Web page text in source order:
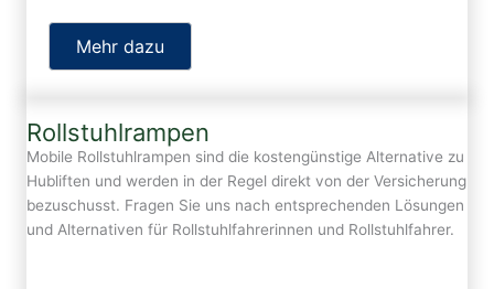
Mehr dazu
Rollstuhlrampen
Mobile Rollstuhlrampen sind die kostengünstige Alternative zu
Hubliften und werden in der Regel direkt von der Versicherung
bezuschusst. Fragen Sie uns nach entsprechenden Lösungen
und Alternativen für Rollstuhlfahrerinnen und Rollstuhlfahrer.